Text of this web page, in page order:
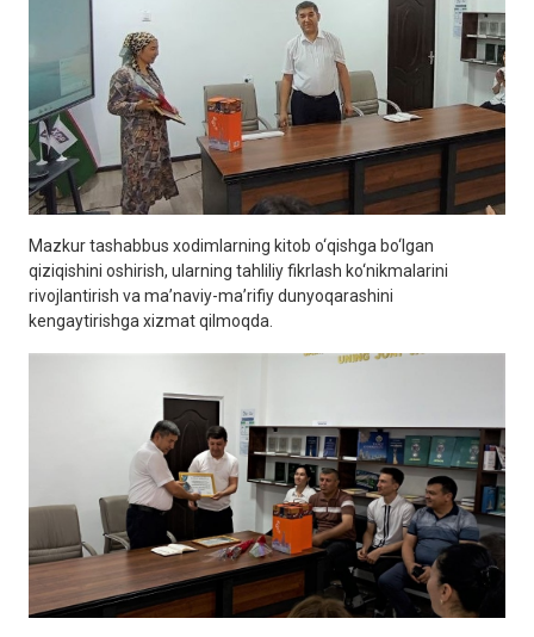
Mazkur tashabbus xodimlarning kitob o‘qishga bo‘lgan
qiziqishini oshirish, ularning tahliliy fikrlash ko‘nikmalarini
rivojlantirish va ma’naviy-ma’rifiy dunyoqarashini
kengaytirishga xizmat qilmoqda.